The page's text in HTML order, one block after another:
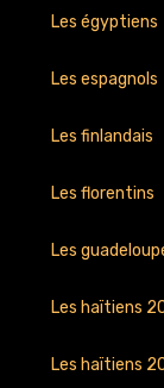
Les égyptiens
Les espagnols
Les finlandais
Les florentins
Les
Les haïtiens
Les haïtiens